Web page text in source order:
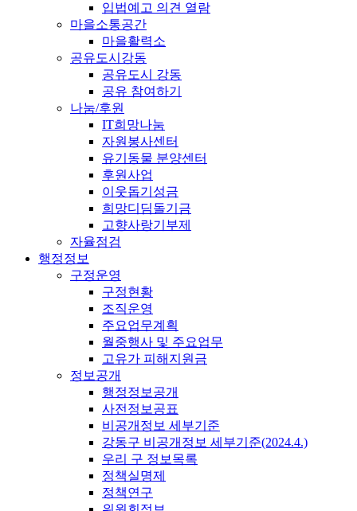
입법예고 의견 열람
마을소통공간
마을활력소
공유도시강동
공유도시 강동
공유 참여하기
나눔/후원
IT희망나눔
자원봉사센터
유기동물 분양센터
후원사업
이웃돕기성금
희망디딤돌기금
고향사랑기부제
자율점검
행정정보
구정운영
구정현황
조직운영
주요업무계획
월중행사 및 주요업무
고유가 피해지원금
정보공개
행정정보공개
사전정보공표
비공개정보 세부기준
강동구 비공개정보 세부기준(2024.4.)
우리 구 정보목록
정책실명제
정책연구